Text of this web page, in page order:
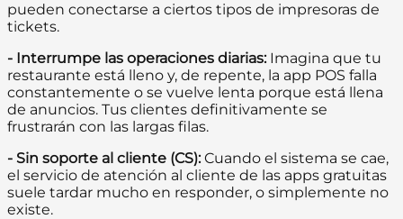
pueden conectarse a ciertos tipos de impresoras de
tickets.
- Interrumpe las operaciones diarias:Imagina que tu
restaurante está lleno y, de repente, la app POS falla
constantemente o se vuelve lenta porque está llena
de anuncios. Tus clientes definitivamente se
frustrarán con las largas filas.
- Sin soporte al cliente (CS):Cuando el sistema se cae,
el servicio de atención al cliente de las apps gratuitas
suele tardar mucho en responder, o simplemente no
existe.